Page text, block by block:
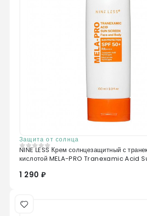
Защита от солнца
0из 5
NINE LESS Крем солнцезащитный с
кислотой MELA-PRO Tranexamic Acid
1 290 ₽